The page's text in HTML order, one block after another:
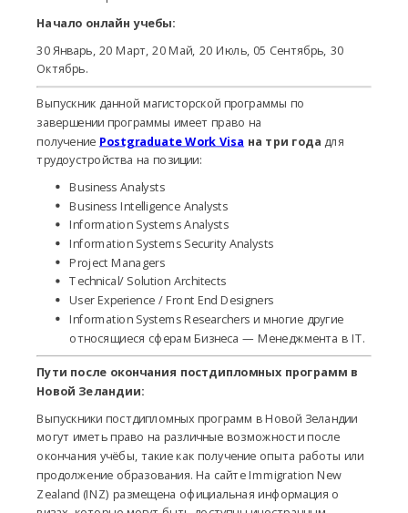
Начало онлайн учебы:
30 Январь, 20 Март, 20 Май, 20 Июль, 05 Сентябрь, 30
Октябрь.
Выпускник данной магисторской программы по
завершении программы имеет право на
получение Postgraduate Work Visa на три года для
трудоустройства на позиции:
Business Analysts
Business Intelligence Analysts
Information Systems Analysts
Information Systems Security Analysts
Project Managers
Technical/ Solution Architects
User Experience / Front End Designers
Information Systems Researchers и многие другие
относящиеся сферам Бизнеса — Менеджмента в IT.
Пути после окончания постдипломных программ в
Новой Зеландии:
Выпускники постдипломных программ в Новой Зеландии
могут иметь право на различные возможности после
окончания учёбы, такие как получение опыта работы или
продолжение образования. На сайте Immigration New
Zealand (INZ) размещена официальная информация о